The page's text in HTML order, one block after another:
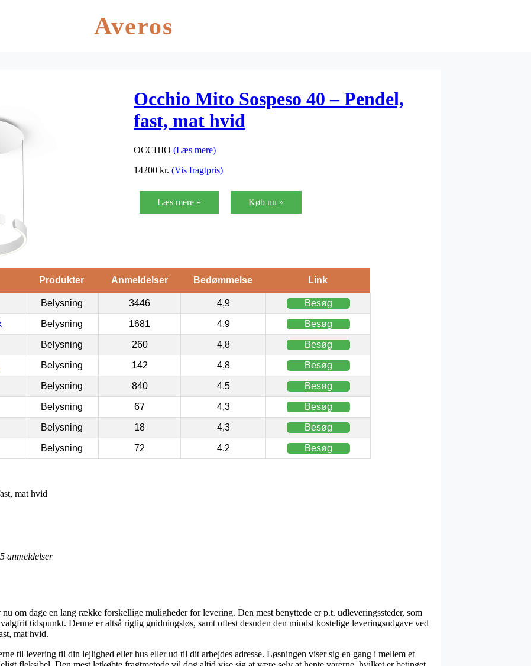
Averos
Occhio Mito Sospeso 40 – Pendel,
fast, mat hvid
OCCHIO (Læs mere)
14200 kr. (Vis fragtpris)
Læs mere » Køb nu »
Produkter Anmeldelser Bedømmelse Link
Belysning 3446 4,9 Besøg
Belysning 1681 4,9 Besøg
Belysning 260 4,8 Besøg
Belysning 142 4,8 Besøg
Belysning 840 4,5 Besøg
Belysning 67 4,3 Besøg
Belysning 18 4,3 Besøg
Belysning 72 4,2 Besøg
mat hvid
anmeldelser
om dage en lang række forskellige muligheder for levering. Den mest benyttede er p.t. udleveringssteder, som
tidspunkt. Denne er altså rigtig gnidningsløs, samt oftest desuden den mindst kostelige leveringsudgave ved
mat hvid.
til levering til din lejlighed eller hus eller ud til dit arbejdes adresse. Løsningen viser sig en gang i mellem et